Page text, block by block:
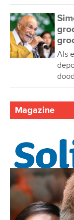
Als
Magazine